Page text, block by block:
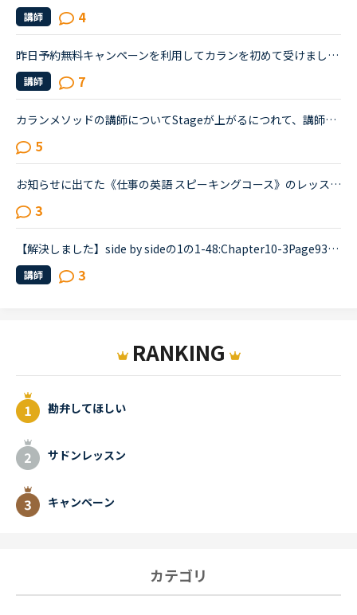
講師 4
昨日予約無料キャンペーンを利用してカランを初めて受けました！カランはお金がかかるから…と悩んでいたんですが毎回予約無料キャンペーンを利用すれば追加料金なしで受ける事が出来ますよね。日曜日しかレッスン...
講師 7
カランメソッドの講師についてStageが上がるにつれて、講師のキャンセル率が高くなると感じている方はいらっしゃいますか？というのも、最近カラン予約を立て続けにキャンセルされ、運良く代替の先生が割り当てら...
5
お知らせに出てた《仕事の英語 スピーキングコース》のレッスンをやってみた方いらっしゃいますか？仕事の際に、英語でプレゼンすることが多くなることをきっかけにビジネス英会話をもっと勉強しなきゃと焦ってた...
3
【解決しました】side by sideの1の1-48:Chapter10-3Page93のリスニングパートについて。what's the answerの8、この93ページの1番最後の問題についてです。前回レッスンでどうしても聞き取れず時間切れになって...
講師 3
RANKING
勘弁してほしい
サドンレッスン
キャンペーン
カテゴリ